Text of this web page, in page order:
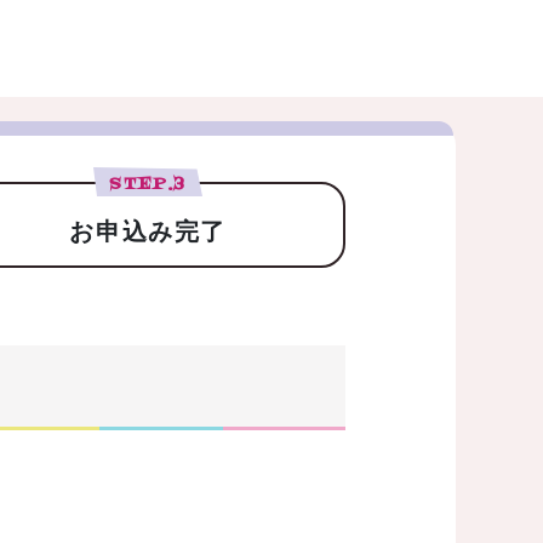
STEP.3
お申込み完了